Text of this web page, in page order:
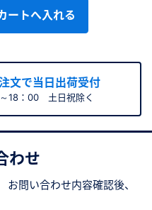
ートへ入れる
文で当日出荷受付
18：00 土日祝除く
わせ
お問い合わせ内容確認後、